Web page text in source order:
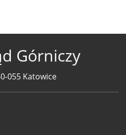
Górniczy
055 Katowice